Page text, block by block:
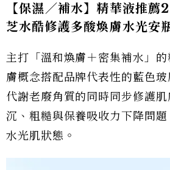
【保濕／補水】精華液推
芝水酷修護多酸煥膚水光安
主打「溫和煥膚＋密集補水」
膚概念搭配品牌代表性的藍色
代謝老廢角質的同時同步修護
沉、粗糙與保養吸收力下降問
水光肌狀態。